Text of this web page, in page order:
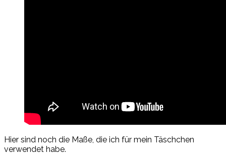
Hier sind noch die Maße, die ich für mein Täschchen
verwendet habe.